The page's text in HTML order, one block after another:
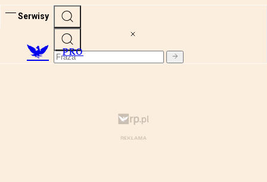
Serwisy
PRO